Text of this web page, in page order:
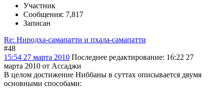
Участник
Сообщения: 7,817
Записан
Re: Ниродха-самапатти и пхала-самапатти
#48
15:54 27 марта 2010 Последнее редактирование: 16:22 27
марта 2010 от Ассаджи
В целом достижение Ниббаны в суттах описывается двумя
основными способами: